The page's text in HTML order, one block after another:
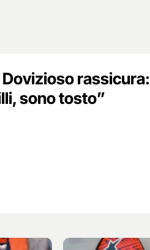
Dovizioso rassicura:
sono tosto”